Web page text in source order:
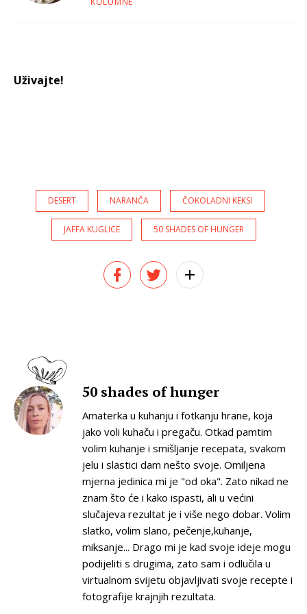
Uživajte!
DESERT NARANČA ČOKOLADNI KEKSI
JAFFA KUGLICE 50 SHADES OF HUNGER
50 shades of hunger
Amaterka u kuhanju i fotkanju hrane, koja
jako voli kuhaču i pregaču. Otkad pamtim
volim kuhanje i smišljanje recepata, svakom
jelu i slastici dam nešto svoje. Omiljena
mjerna jedinica mi je "od oka". Zato nikad ne
znam što će i kako ispasti, ali u većini
slučajeva rezultat je i više nego dobar. Volim
slatko, volim slano, pečenje,kuhanje,
miksanje... Drago mi je kad svoje ideje mogu
podijeliti s drugima, zato sam i odlučila u
virtualnom svijetu objavljivati svoje recepte i
fotografije krajnjih rezultata.